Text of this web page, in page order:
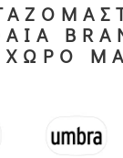
ΧΩΡΟ